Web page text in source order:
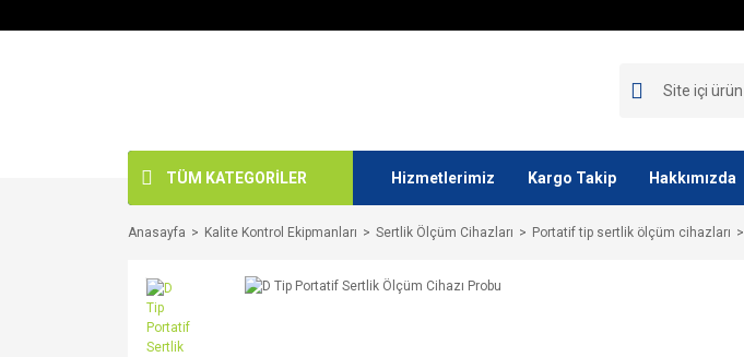
TÜM KATEGORİLER Hizmetlerimiz Kargo Takip Hakkımızda
Anasayfa Kalite Kontrol Ekipmanları Sertlik Ölçüm Cihazları Portatif tip sertlik ölçüm cihazları